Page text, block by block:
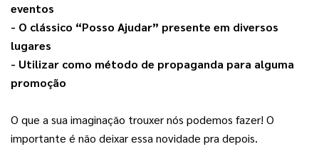
eventos
- O clássico “Posso Ajudar” presente em diversos
lugares
- Utilizar como método de propaganda para alguma
promoção
O que a sua imaginação trouxer nós podemos fazer! O
importante é não deixar essa novidade pra depois.